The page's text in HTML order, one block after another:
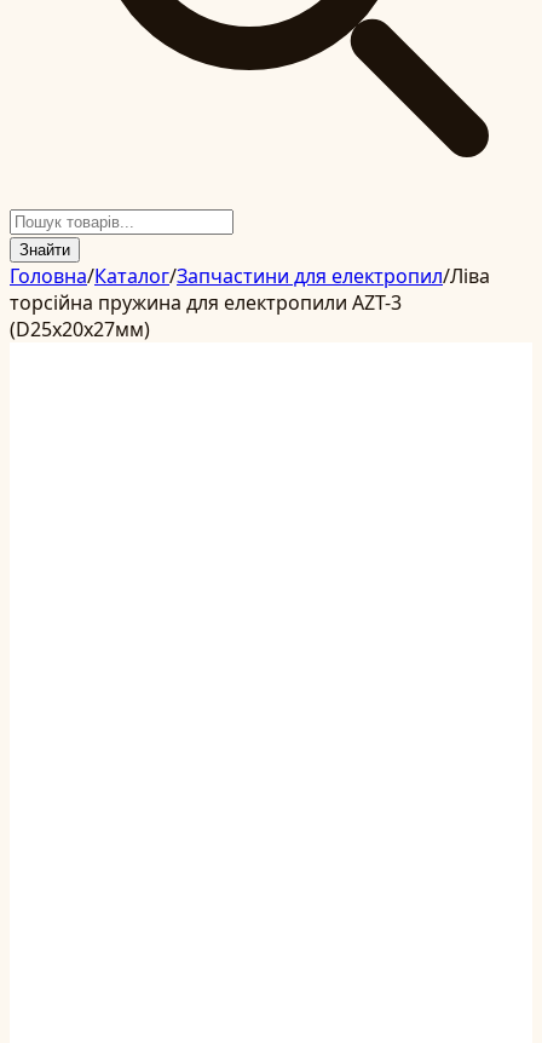
Знайти
Головна/Каталог/Запчастини для електропил/Ліва
торсійна пружина для електропили AZT-3
(D25x20x27мм)